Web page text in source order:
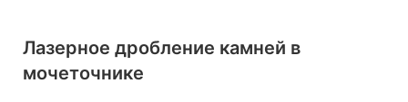
Лазерное дробление камней в
мочеточнике